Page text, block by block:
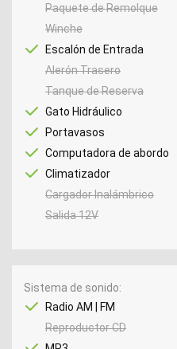
Paquete de Remolque
Winche
Escalón de Entrada
Alerón Trasero
Tanque de Reserva
Gato Hidráulico
Portavasos
Computadora de abordo
Climatizador
Cargador Inalámbrico
Salida 12V
Sistema de sonido
Radio AM | FM
Reproductor CD